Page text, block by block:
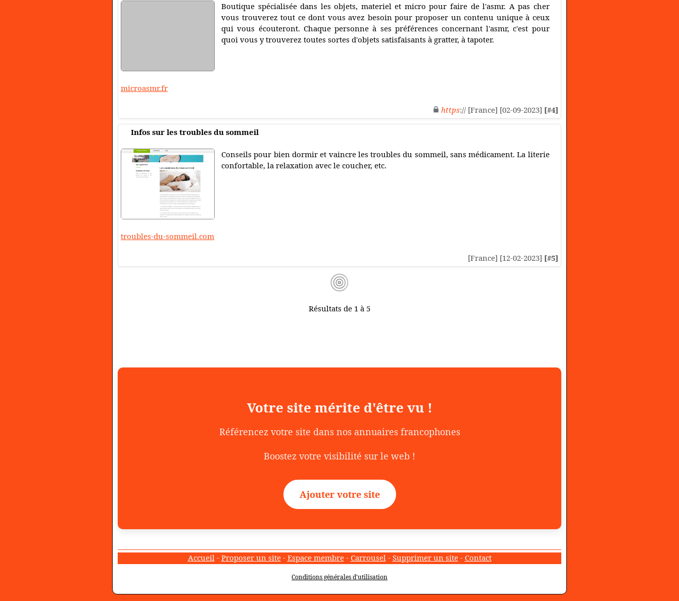
Boutique spécialisée dans les objets, materiel et micro pour faire de l'asmr. A pas cher
vous trouverez tout ce dont vous avez besoin pour proposer un contenu unique à ceux
qui vous écouteront. Chaque personne à ses préférences concernant l'asmr, c'est pour
quoi vous y trouverez toutes sortes d'objets satisfaisants à gratter, à tapoter.
microasmr.fr
https:// [France] [02-09-2023] [#4]
Infos sur les troubles du sommeil
Conseils pour bien dormir et vaincre les troubles du sommeil, sans médicament. La literie
confortable, la relaxation avec le coucher, etc.
troubles-du-sommeil.com
[France] [12-02-2023] [#5]
Résultats de 1 à 5
Votre site mérite d'être vu !
Référencez votre site dans nos annuaires francophones
Boostez votre visibilité sur le web !
Ajouter votre site
Accueil- Proposer un site- Espace membre- Carrousel- Supprimer un site- Contact
Conditions générales d'utilisation